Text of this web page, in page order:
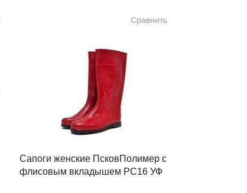
Сравнить
Сапоги женские ПсковПолимер с
флисовым вкладышем РС16 УФ